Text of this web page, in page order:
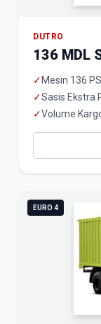
DUTRO
136 MDL
✓ Mesin 136
✓Sasis Ekstra
✓Volume
EURO 4